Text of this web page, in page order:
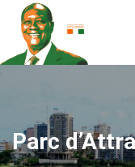
Parc